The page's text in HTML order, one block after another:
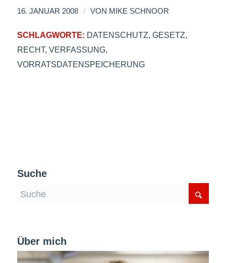
16. JANUAR 2008 / VON MIKE SCHNOOR
SCHLAGWORTE: DATENSCHUTZ GESETZ
RECHT, VERFASSUNG,
VORRATSDATENSPEICHERUNG
Suche
Über mich